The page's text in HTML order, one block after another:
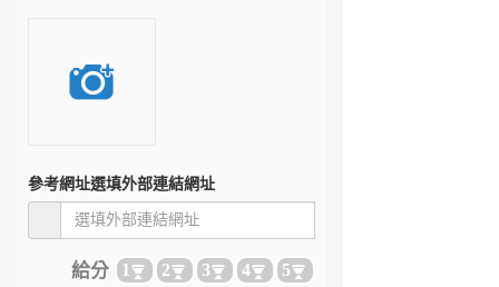
參考網址選填外部連結網址
給分 1 2 3 4 5